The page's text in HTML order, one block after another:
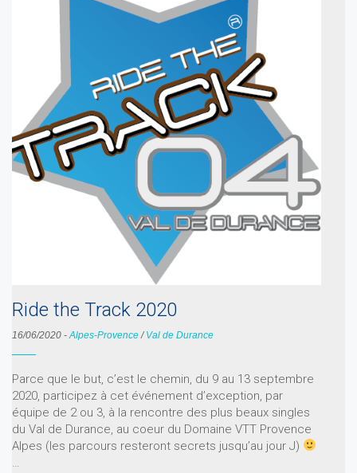
Ride the Track 2020
16/06/2020 - Alpes-Provence / Val de Durance
Parce que le but, c’est le chemin, du 9 au 13 septembre
2020, participez à cet événement d’exception, par
équipe de 2 ou 3, à la rencontre des plus beaux singles
du Val de Durance, au coeur du Domaine VTT Provence
Alpes (les parcours resteront secrets jusqu’au jour J)
…